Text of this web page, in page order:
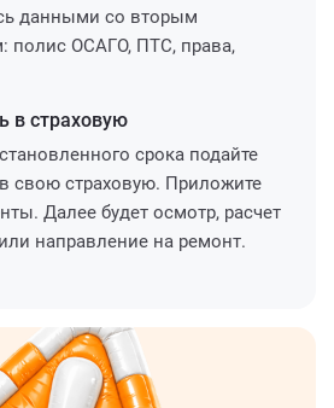
данными со вторым
полис ОСАГО, ПТС, права,
в страховую
срока подайте
свою страховую. Приложите
Далее будет осмотр, расчет
направление на ремонт.